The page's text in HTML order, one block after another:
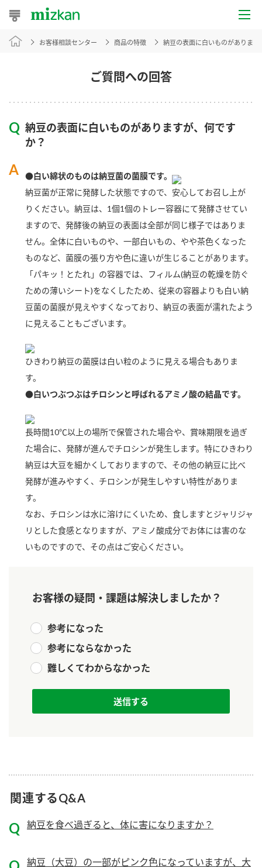
おうちレシピ
レシピ特集
レシピカテゴリ一覧
商品情報
商品カテゴリ
酢 調味酢
みりん風・料理酒
ふりかけ おすしの素
炊き込みご飯の素 納豆
新商品一覧
ブランド・スペシャルサイト
ブランド・スペシャルサイト トップ
商品ブランドサイト
Fibee（ファイビー）
カンタン酢
お酢ドリンク
味ぽん
ぽん酢
かおりの蔵
つゆ
PIN印
千夜
スペシャルサイト
ロングセラー商品 ＋ おすすめレシピ
人気商品 ＋ おすすめレシピ
ミツカングループについて
企業理念
ミツカンの歴史
ミツカンを知る
ZENB initiative
MIM（ミツカンミュージアム）
各部門が大切にしていること
おいしさと健康への取り組み
採用情報
ニュースリリース
お客様の声をいかしました
販売終了製品のご案内
よくあるご質問
お問い合わせ
ご質問への回答
お客様相談センター 商品の特徴 納豆の表面に白いものがあります
納豆の表面に白いものがありますが、何です
か？
●白い綿状のものは納豆菌の菌膜です。
納豆菌が正常に発酵した状態ですので、安心してお召し上が
りください。納豆は、1個1個のトレー容器にて発酵させてい
ますので、発酵後の納豆の表面は全部が同じ様子ではありま
せん。全体に白いものや、一部白いもの、やや茶色くなった
ものなど、菌膜の張り方や色に違いが生じることがあります。
「パキッ！とたれ」の容器では、フィルム(納豆の乾燥を防ぐ
ための薄いシート)をなくしたため、従来の容器よりも白い納
豆菌の菌膜が見えやすくなっており、納豆の表面が濡れたよう
に見えることもございます。
ひきわり納豆の菌膜は白い粒のように見える場合もありま
す。
●白いつぶつぶはチロシンと呼ばれるアミノ酸の結晶です。
長時間10℃以上の場所で保管された場合や、賞味期限を過ぎ
た場合に、発酵が進んでチロシンが発生します。特にひきわり
納豆は大豆を細かくしておりますので、その他の納豆に比べ
発酵が進みやすく、チロシンが発生しやすい特性がありま
す。
なお、チロシンは水に溶けにくいため、食しますとジャリジャ
リとした食感となりますが、アミノ酸成分でお体には害のな
いものですので、その点はご安心ください。
お客様の疑問・課題は解決しましたか？
参考になった
参考にならなかった
難しくてわからなかった
関連するQ&A
納豆を食べ過ぎると、体に害になりますか？
納豆（大豆）の一部がピンク色になっていますが、大